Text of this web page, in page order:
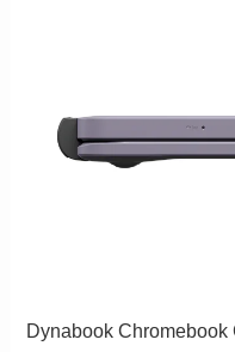
Dynabook Chromebook